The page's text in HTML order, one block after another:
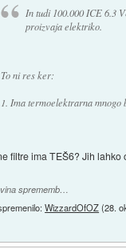
In tudi 100.000 ICE 6.3
proizvaja elektriko.
To ni res ker:
1. Ima termoelektrarna mnogo
filtre ima TEŠ6? Jih lahko
sprememb…
WizzardOfOZ(28.